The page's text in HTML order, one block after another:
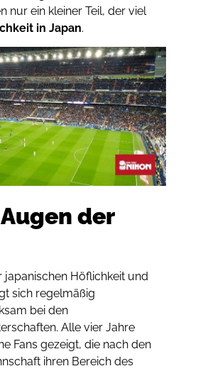
nur ein kleiner Teil, der viel
in Japan.
der
japanischen Höflichkeit und
sich regelmäßig
bei den
Alle vier Jahre
Fans gezeigt, die nach den
ihren Bereich des